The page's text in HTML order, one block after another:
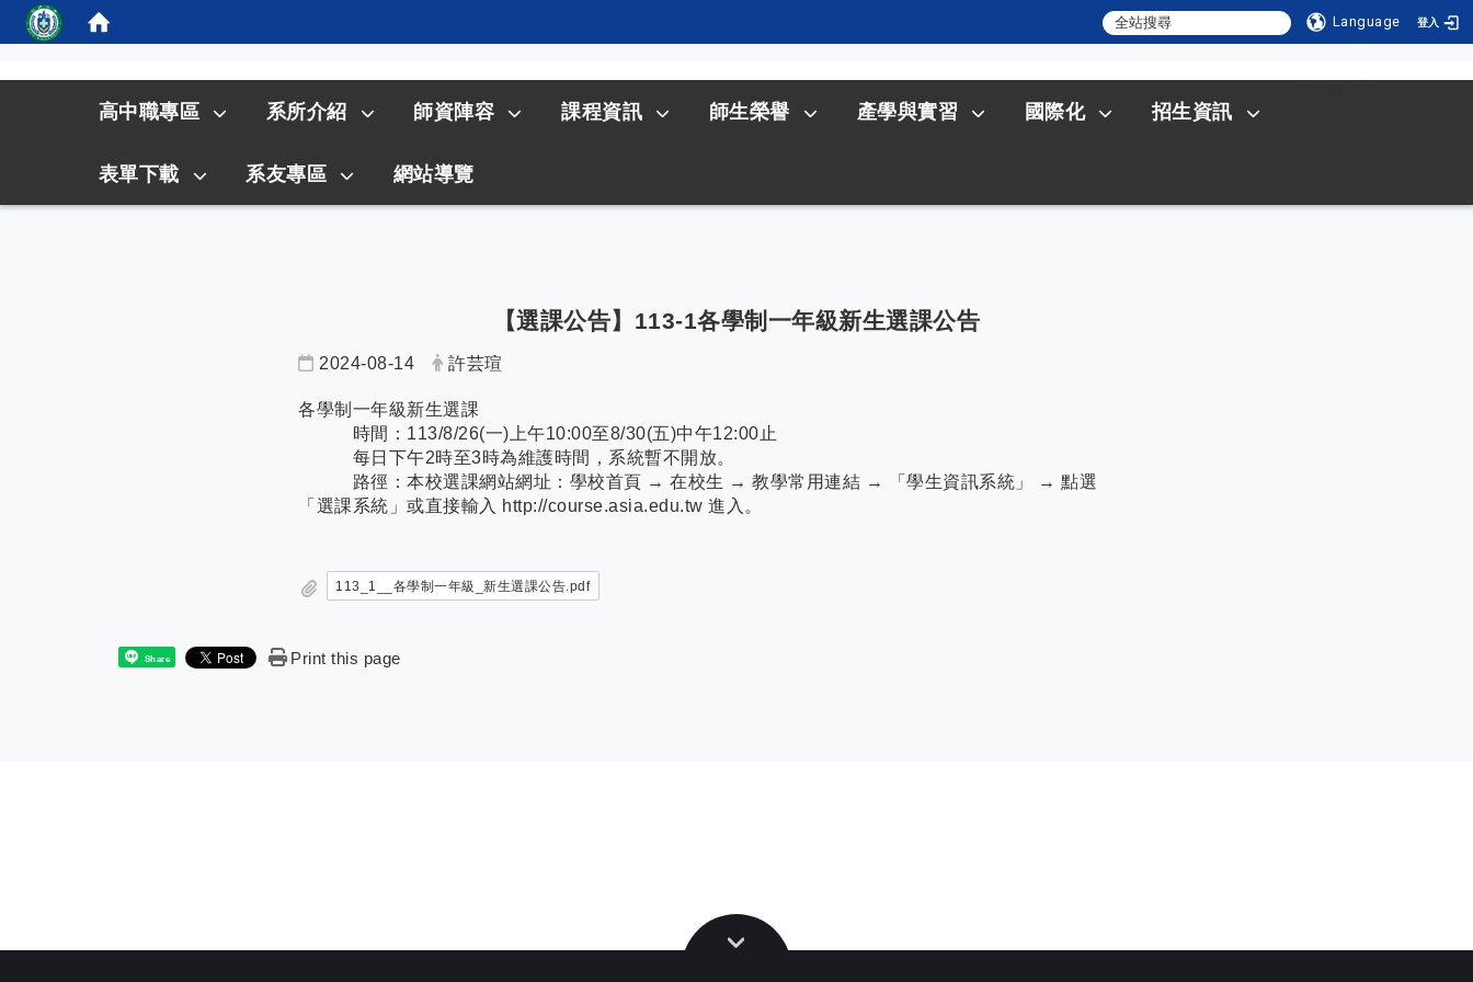
Language 登入
高中職專區 系所介紹 師資陣容 課程資訊 師生榮譽 產學與實習 國際化 招生資訊
表單下載 系友專區 網站導覽
【選課公告】113-1各學制一年級新生選課公告
2024-08-14 許芸瑄
各學制一年級新生選課
時間：113/8/26(一)上午10:00至8/30(五)中午12:00止
每日下午2時至3時為維護時間，系統暫不開放。
路徑：本校選課網站網址：學校首頁 → 在校生 → 教學常用連結 → 「學生資訊系統」 → 點選
「選課系統」或直接輸入 http://course.asia.edu.tw 進入。
113_1__各學制一年級_新生選課公告.pdf
Share Print this page